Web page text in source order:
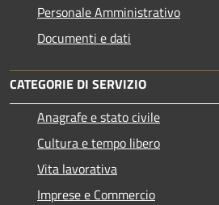
Personale Amministrativo
Documenti e dati
CATEGORIE DI SERVIZIO
Anagrafe e stato civile
Cultura e tempo libero
Vita lavorativa
Imprese e Commercio